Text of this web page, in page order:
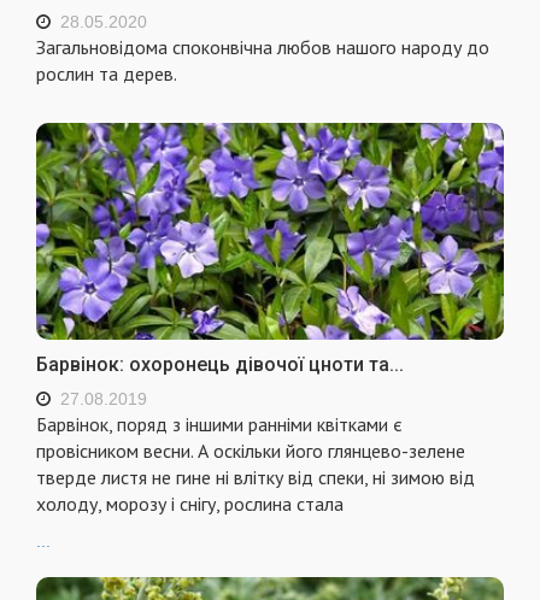
28.05.2020
Загальновідома споконвічна любов нашого народу до
рослин та дерев.
Барвінок: охоронець дівочої цноти та...
27.08.2019
Барвінок, поряд з іншими ранніми квітками є
провісником весни. А оскільки його глянцево-зелене
тверде листя не гине ні влітку від спеки, ні зимою від
холоду, морозу і снігу, рослина стала
...